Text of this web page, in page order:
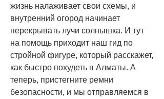
жизнь налаживает свои схемы, и
внутренний огород начинает
перекрывать лучи солнышка. И тут
на помощь приходит наш гид по
стройной фигуре, который расскажет,
как быстро похудеть в Алматы. А
теперь, пристегните ремни
безопасности, и мы отправляемся в